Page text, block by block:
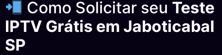
Como Solicitar seu Teste
IPTV Grátis em Jaboticabal
SP